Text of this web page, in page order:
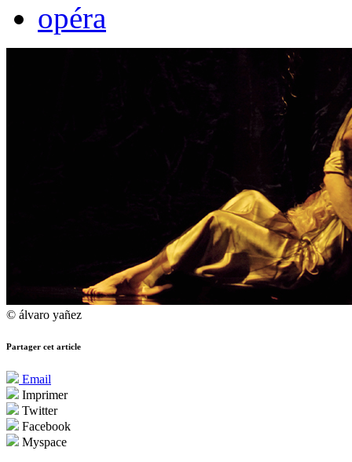
opéra
© álvaro yañez
Partager cet article
Email
Imprimer
Twitter
Facebook
Myspace